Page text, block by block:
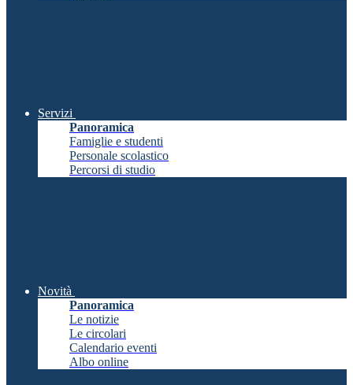
Servizi
Panoramica
Famiglie e studenti
Personale scolastico
Percorsi di studio
Novità
Panoramica
Le notizie
Le circolari
Calendario eventi
Albo online